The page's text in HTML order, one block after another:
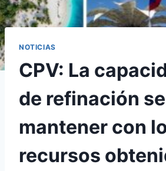
NOTICIAS
CPV: La
de refinación
mantener con
recursos